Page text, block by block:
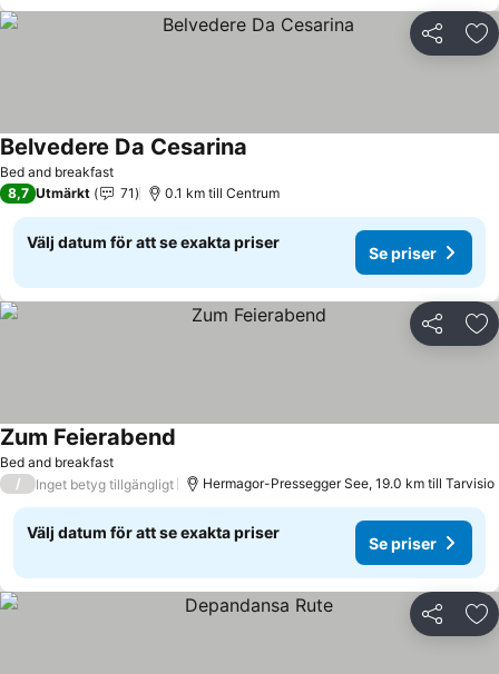
Dela
Bed and breakfast
Belvedere Da Cesarina
8,7 Utmärkt 71 0.1 km till Centrum
Välj datum för att se exakta priser
Se priser
Dela
Bed and breakfast
Zum Feierabend
/ Inget betyg tillgängligt Hermagor-Pressegger See, 19.0 km till Tarvisio
Välj datum för att se exakta priser
Se priser
Dela